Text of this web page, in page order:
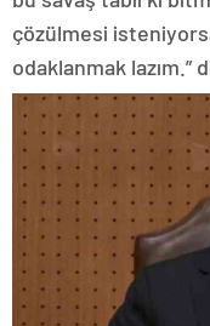
çözülmesi
odaklanmak lazım.”